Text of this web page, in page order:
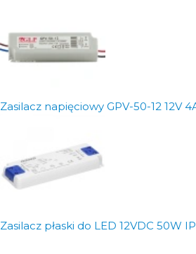
Zasilacz napięciowy GPV-50-12 12V
Zasilacz płaski do LED 12VDC 50W